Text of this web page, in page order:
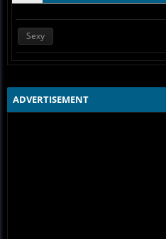
Sexy
ADVERTISEMENT